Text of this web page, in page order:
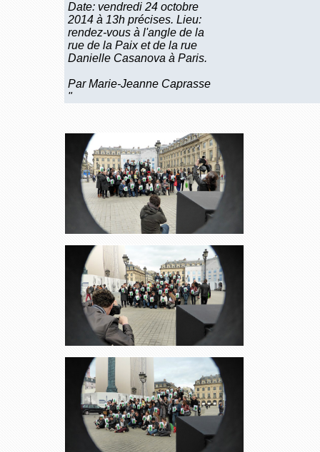
Date: vendredi 24 octobre
2014 à 13h précises. Lieu:
rendez-vous à l'angle de la
rue de la Paix et de la rue
Danielle Casanova à Paris.
Par Marie-Jeanne Caprasse
"